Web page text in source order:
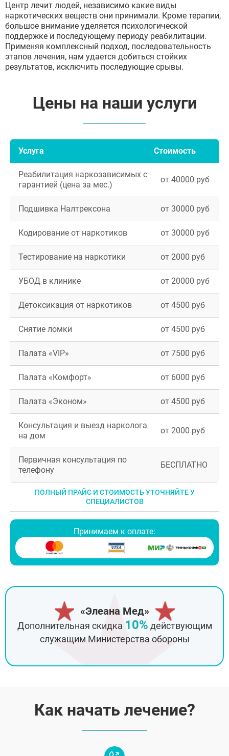
Центр лечит людей, независимо какие виды
наркотических веществ они принимали. Кроме терапии,
большое внимание уделяется психологической
поддержке и последующему периоду реабилитации.
Применяя комплексный подход, последовательность
этапов лечения, нам удается добиться стойких
результатов, исключить последующие срывы.
Цены на наши услуги
Услуга Стоимость
Реабилитация наркозависимых с
гарантией (цена за мес.)
от 40000 руб
Подшивка Налтрексона от 30000 руб
Кодирование от наркотиков от 30000 руб
Тестирование на наркотики от 2000 руб
УБОД в клинике от 20000 руб
Детоксикация от наркотиков от 4500 руб
Снятие ломки от 4500 руб
Палата «VIP» от 7500 руб
Палата «Комфорт» от 6000 руб
Палата «Эконом» от 4500 руб
Консультация и выезд нарколога
на дом
от 2000 руб
Первичная консультация по
телефону
БЕСПЛАТНО
ПОЛНЫЙ ПРАЙС И СТОИМОСТЬ УТОЧНЯЙТЕ У
СПЕЦИАЛИСТОВ
Принимаем к оплате:
«Элеана Мед»
Дополнительная скидка 10% действующим
служащим Министерства обороны
Как начать лечение?